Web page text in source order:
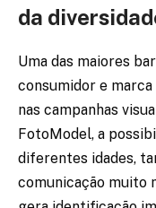
da
Uma das maiores
consumidor e
nas campanhas
FotoModel, a
diferentes idades,
comunicação muito